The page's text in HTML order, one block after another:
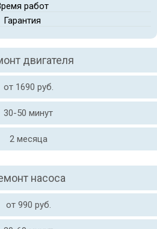
работ
Гарантия
двигателя
от 1690 руб.
30-50 минут
2 месяца
насоса
от 990 руб.